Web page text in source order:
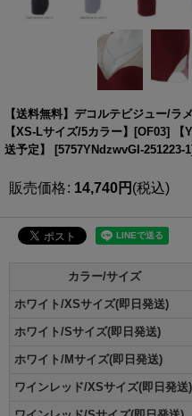
【送料無料】デコルテビジュー/ラ
【XS-Lサイズ/5カラー】[OF03]
送予定】
[5757YNdzwvGI-251223-1]
販売価格: 14,740円 (税込)
カラー/サイズ
ホワイト/XSサイズ(即日発送)
ホワイト/Sサイズ(即日発送)
ホワイト/Mサイズ(即日発送)
ワインレッド/XSサイズ(即日発送)